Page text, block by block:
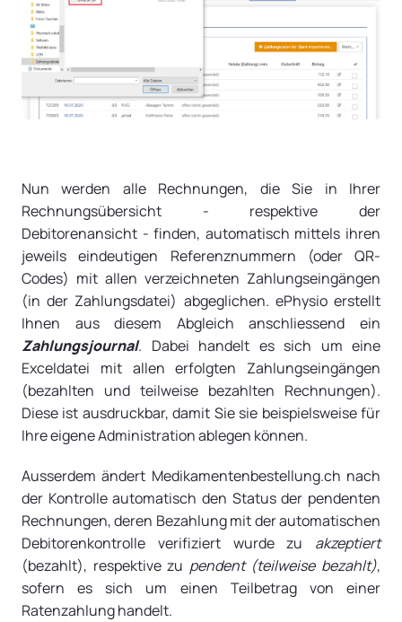
Nun werden alle Rechnungen, die Sie in Ihrer
Rechnungsübersicht - respektive der
Debitorenansicht - finden, automatisch mittels ihren
jeweils eindeutigen Referenznummern (oder QR-
Codes) mit allen verzeichneten Zahlungseingängen
(in der Zahlungsdatei) abgeglichen. ePhysio erstellt
Ihnen aus diesem Abgleich anschliessend ein
Zahlungsjournal. Dabei handelt es sich um eine
Exceldatei mit allen erfolgten Zahlungseingängen
(bezahlten und teilweise bezahlten Rechnungen).
Diese ist ausdruckbar, damit Sie sie beispielsweise für
Ihre eigene Administration ablegen können.
Ausserdem ändert Medikamentenbestellung.ch nach
der Kontrolle automatisch den Status der pendenten
Rechnungen, deren Bezahlung mit der automatischen
Debitorenkontrolle verifiziert wurde zu akzeptiert
(bezahlt), respektive zu pendent (teilweise bezahlt),
sofern es sich um einen Teilbetrag von einer
Ratenzahlung handelt.